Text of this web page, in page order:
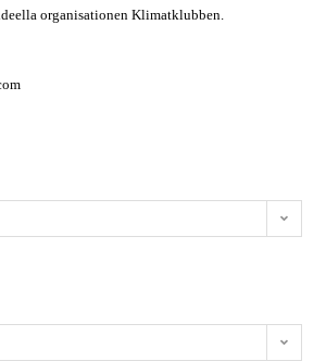
organisationen Klimatklubben.